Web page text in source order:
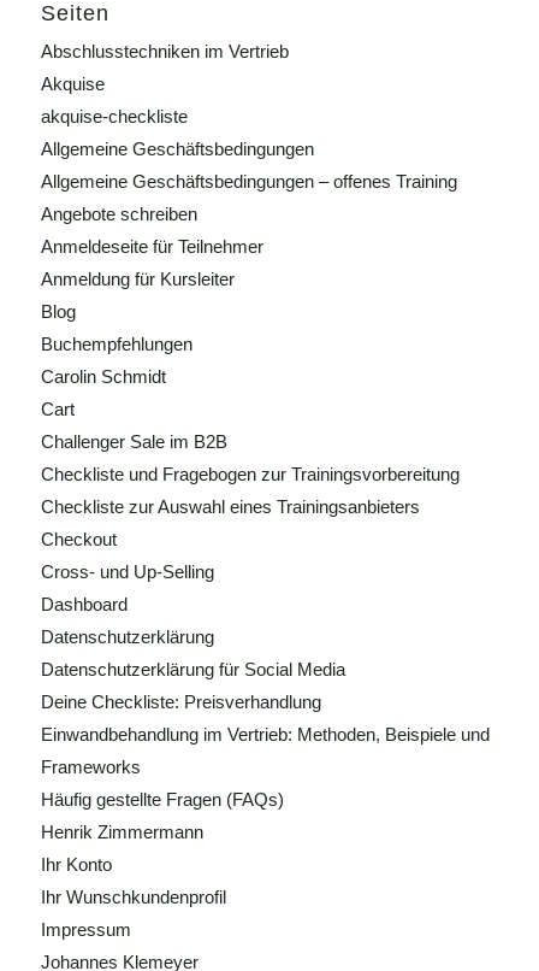
Seiten
Abschlusstechniken im Vertrieb
Akquise
akquise-checkliste
Allgemeine Geschäftsbedingungen
Allgemeine Geschäftsbedingungen – offenes Training
Angebote schreiben
Anmeldeseite für Teilnehmer
Anmeldung für Kursleiter
Blog
Buchempfehlungen
Carolin Schmidt
Cart
Challenger Sale im B2B
Checkliste und Fragebogen zur Trainingsvorbereitung
Checkliste zur Auswahl eines Trainingsanbieters
Checkout
Cross- und Up-Selling
Dashboard
Datenschutzerklärung
Datenschutzerklärung für Social Media
Deine Checkliste: Preisverhandlung
Einwandbehandlung im Vertrieb: Methoden, Beispiele und
Frameworks
Häufig gestellte Fragen (FAQs)
Henrik Zimmermann
Ihr Konto
Ihr Wunschkundenprofil
Impressum
Johannes Klemeyer